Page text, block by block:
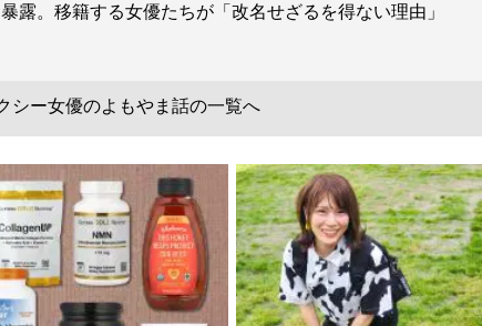
暴露。移籍する女優たちが「改名せざるを得ない理由」
シー女優のよもやま話の一覧へ